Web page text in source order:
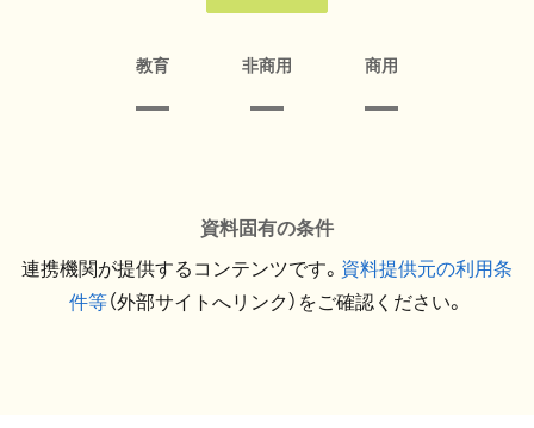
教育 非商用 商用
資料固有の条件
連携機関が提供するコンテンツです。 資料提供元の利用条
件等（外部サイトへリンク）をご確認ください。